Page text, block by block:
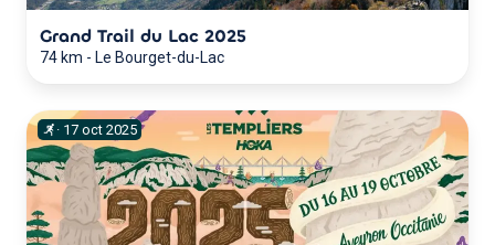
Grand Trail du Lac 2025
74 km - Le Bourget-du-Lac
· 17 oct 2025